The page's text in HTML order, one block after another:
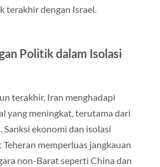
terakhir dengan Israel.
Politik dalam Isolasi
terakhir, Iran menghadapi
yang meningkat, terutama dari
Sanksi ekonomi dan isolasi
memperluas jangkauan
non-Barat seperti China dan